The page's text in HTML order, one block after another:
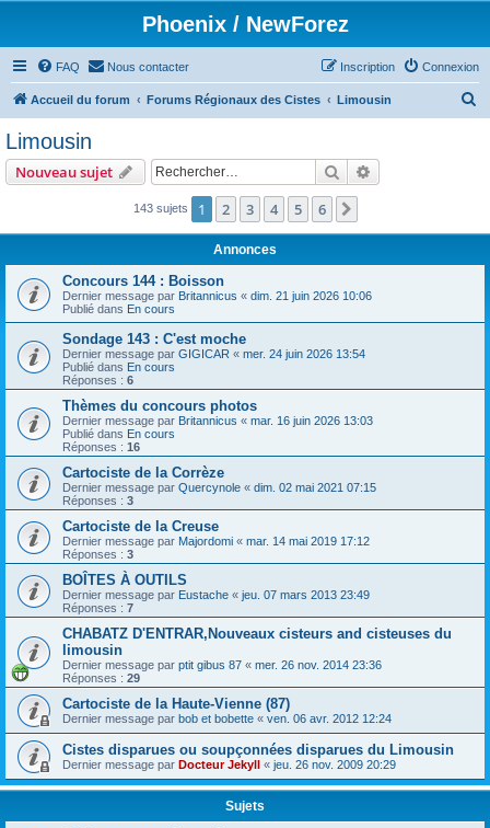
Phoenix / NewForez
FAQ Nous contacter Connexion
Inscription
Accueil du forum Forums Régionaux des Cistes Limousin
Limousin
Nouveau sujet Rechercher
143 sujets 1 2 3 4 5 6
Annonces
Concours 144 : Boisson
Dernier message par Britannicus « dim. 21 juin 2026 10:06
Publié dans En cours
Sondage 143 : C'est moche
Dernier message par GIGICAR « mer. 24 juin 2026 13:54
Publié dans En cours
Réponses : 6
Thèmes du concours photos
Dernier message par Britannicus « mar. 16 juin 2026 13:03
Publié dans En cours
Réponses : 16
Cartociste de la Corrèze
Dernier message par Quercynole « dim. 02 mai 2021 07:15
Réponses : 3
Cartociste de la Creuse
Dernier message par Majordomi « mar. 14 mai 2019 17:12
Réponses : 3
BOÎTES À OUTILS
Dernier message par Eustache « jeu. 07 mars 2013 23:49
Réponses : 7
CHABATZ D'ENTRAR,Nouveaux cisteurs and cisteuses du
limousin
Dernier message par ptit gibus 87 « mer. 26 nov. 2014 23:36
Réponses : 29
Cartociste de la Haute-Vienne (87)
Dernier message par bob et bobette « ven. 06 avr. 2012 12:24
Cistes disparues ou soupçonnées disparues du Limousin
Dernier message par Docteur Jekyll « jeu. 26 nov. 2009 20:29
Sujets